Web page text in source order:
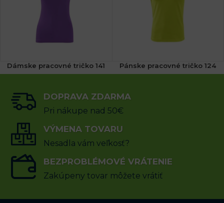
Dámske pracovné tričko 141
12.60€ s DPH
VÝBER MOŽNOSTÍ
Pánske pracovné tričko 124
DOPRAVA ZDARMA
Pri nákupe nad 50€
VÝMENA TOVARU
Nesadla vám veľkosť?
BEZPROBLÉMOVÉ VRÁTENIE
Zakúpeny tovar môžete vrátiť